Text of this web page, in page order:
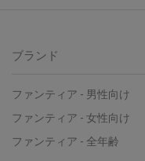
ブランド
ファンティア - 男性向け
ファンティア - 女性向け
ファンティア - 全年齢